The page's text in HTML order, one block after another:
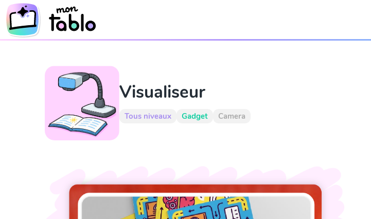
Visualiseur
Tous niveaux Gadget Camera